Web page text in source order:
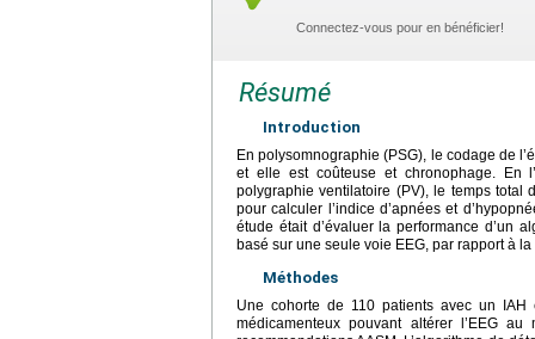
Connectez-vous pour en bénéficier!
Résumé
Introduction
En polysomnographie (PSG), le codage de
et elle est coûteuse et chronophage. En
polygraphie ventilatoire (PV), le temps total
pour calculer l’indice d’apnées et
étude était d’évaluer la performance d’un
basé sur une seule voie EEG, par rapport à
Méthodes
Une cohorte de 110 patients avec un
médicamenteux pouvant altérer l’EEG